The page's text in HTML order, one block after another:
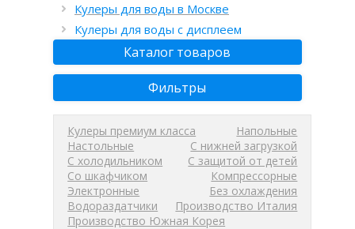
Кулеры для воды в Москве
Кулеры для воды с дисплеем
Каталог товаров
Фильтры
Кулеры премиум класса
Напольные
Настольные
С нижней загрузкой
С холодильником
С защитой от детей
Со шкафчиком
Компрессорные
Электронные
Без охлаждения
Водораздатчики
Производство Италия
Производство Южная Корея